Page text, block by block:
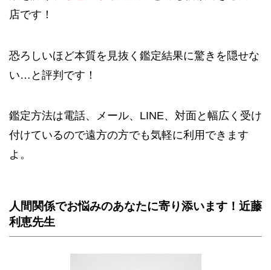
店です！
恐ろしいほど本質を見抜く鑑定結果に驚きを隠せな
い…と評判です！
鑑定方法は電話、メール、LINE、対面と幅広く受け
付けているので遠方の方でも気軽に利用できます
よ。
人間関係でお悩みのあなたに寄り添います！近藤
利恵先生